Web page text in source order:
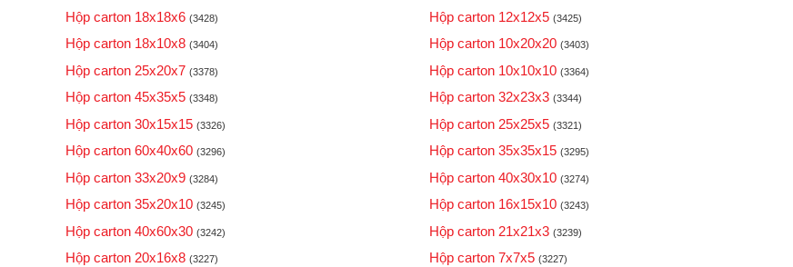
Hộp carton 18x18x6 (3428) Hộp carton 12x12x5 (3425)
Hộp carton 18x10x8 (3404) Hộp carton 10x20x20 (3403)
Hộp carton 25x20x7 (3378) Hộp carton 10x10x10 (3364)
Hộp carton 45x35x5 (3348) Hộp carton 32x23x3 (3344)
Hộp carton 30x15x15 (3326) Hộp carton 25x25x5 (3321)
Hộp carton 60x40x60 (3296) Hộp carton 35x35x15 (3295)
Hộp carton 33x20x9 (3284) Hộp carton 40x30x10 (3274)
Hộp carton 35x20x10 (3245) Hộp carton 16x15x10 (3243)
Hộp carton 40x60x30 (3242) Hộp carton 21x21x3 (3239)
Hộp carton 20x16x8 (3227) Hộp carton 7x7x5 (3227)